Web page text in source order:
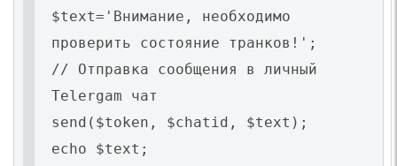
$text='Внимание, необходимо
проверить состояние транков!';
// Отправка сообщения в личный
Telergam чат
send($token, $chatid, $text);
echo $text;